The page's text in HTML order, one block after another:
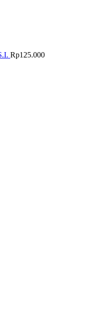
Rp125.000